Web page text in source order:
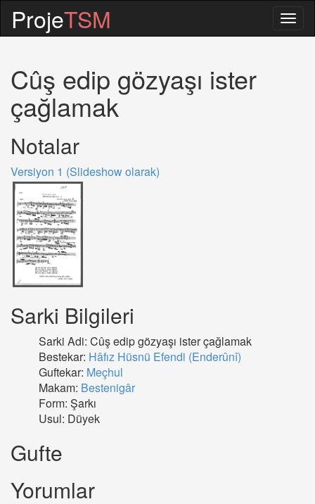
ProjeTSM
Cûş edip gözyaşı ister
çağlamak
Notalar
Versiyon 1 (Slideshow olarak)
Sarki Bilgileri
Sarki Adi: Cûş edip gözyaşı ister çağlamak
Bestekar: Hâfız Hüsnü Efendi (Enderûnî)
Guftekar: Meçhul
Makam: Bestenigâr
Form: Şarkı
Usul: Düyek
Gufte
Yorumlar